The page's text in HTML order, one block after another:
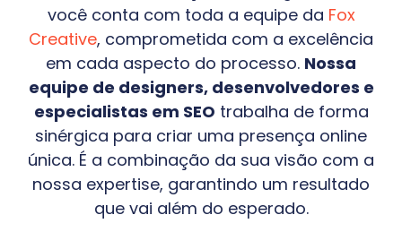
você conta com toda a equipe da Fox
Creative, comprometida com a excelência
em cada aspecto do processo. Nossa
equipe de designers, desenvolvedores e
especialistas em SEO trabalha de forma
sinérgica para criar uma presença online
única. É a combinação da sua visão com a
nossa expertise, garantindo um resultado
que vai além do esperado.